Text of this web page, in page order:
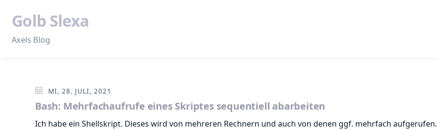
Golb Slexa
Axels Blog
MI, 28. JULI, 2021
Bash: Mehrfachaufrufe eines Skriptes sequentiell abarbeiten
Ich habe ein Shellskript. Dieses wird von mehreren Rechnern und auch von denen ggf. mehrfach aufgerufen.